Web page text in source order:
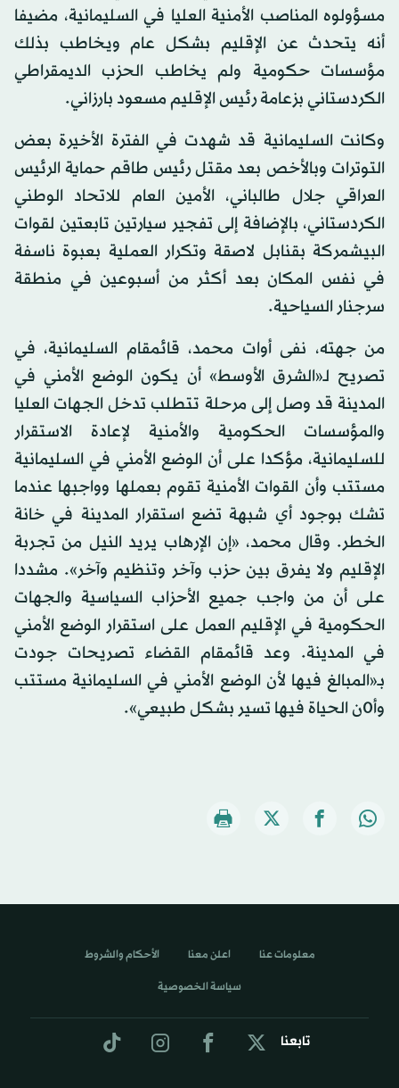
مسؤولوه المناصب الأمنية العليا في السليمانية، مضيفا
أنه يتحدث عن الإقليم بشكل عام ويخاطب بذلك
مؤسسات حكومية ولم يخاطب الحزب الديمقراطي
الكردستاني بزعامة رئيس الإقليم مسعود بارزاني.
وكانت السليمانية قد شهدت في الفترة الأخيرة بعض
التوترات وبالأخص بعد مقتل رئيس طاقم حماية الرئيس
العراقي جلال طالباني، الأمين العام للاتحاد الوطني
الكردستاني، بالإضافة إلى تفجير سيارتين تابعتين لقوات
البيشمركة بقنابل لاصقة وتكرار العملية بعبوة ناسفة
في نفس المكان بعد أكثر من أسبوعين في منطقة
سرجنار السياحية.
من جهته، نفى أوات محمد، قائمقام السليمانية، في
تصريح لـ«الشرق الأوسط» أن يكون الوضع الأمني في
المدينة قد وصل إلى مرحلة تتطلب تدخل الجهات العليا
والمؤسسات الحكومية والأمنية لإعادة الاستقرار
للسليمانية، مؤكدا على أن الوضع الأمني في السليمانية
مستتب وأن القوات الأمنية تقوم بعملها وواجبها عندما
تشك بوجود أي شبهة تضع استقرار المدينة في خانة
الخطر. وقال محمد، «إن الإرهاب يريد النيل من تجربة
الإقليم ولا يفرق بين حزب وآخر وتنظيم وآخر». مشددا
على أن من واجب جميع الأحزاب السياسية والجهات
الحكومية في الإقليم العمل على استقرار الوضع الأمني
في المدينة. وعد قائمقام القضاء تصريحات جودت
بـ«المبالغ فيها لأن الوضع الأمني في السليمانية مستتب
وأ0ن الحياة فيها تسير بشكل طبيعي».
تابعنا
معلومات عنا اعلن معنا الأحكام والشروط
سياسة الخصوصية